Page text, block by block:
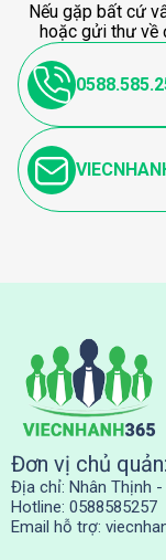
Nếu gặp bất cứ
hoặc gửi thư về
Đơn vị chủ quản:
Địa chỉ: Nhân Thịnh -
Hotline: 0588585257
Email hỗ trợ: